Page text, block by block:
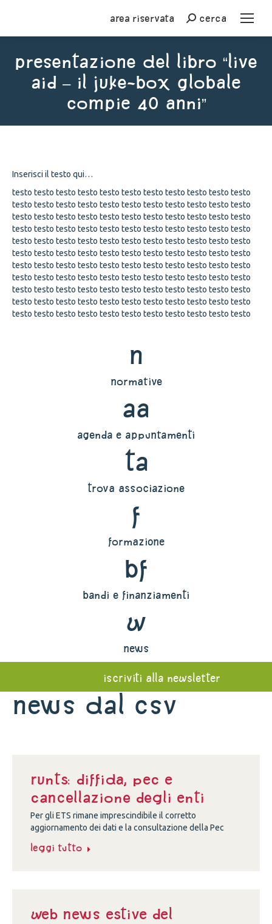
Area riservata Cercacerca
Presentazione del libro “Live
aid – Il juke-box globale
compie 40 anni”
Inserisci il testo qui…
testo testo testo testo testo testo testo testo testo testo testo
testo testo testo testo testo testo testo testo testo testo testo
testo testo testo testo testo testo testo testo testo testo testo
testo testo testo testo testo testo testo testo testo testo testo
testo testo testo testo testo testo testo testo testo testo testo
testo testo testo testo testo testo testo testo testo testo testo
testo testo testo testo testo testo testo testo testo testo testo
testo testo testo testo testo testo testo testo testo testo testo
testo testo testo testo testo testo testo testo testo testo testo
testo testo testo testo testo testo testo testo testo testo testo
testo testo testo testo testo testo testo testo testo testo testo
n
normative
aa
agenda e appuntamenti
ta
trova associazione
f
formazione
bf
bandi e finanziamenti
w
news
iscriviti alla newsletter
News dal Csv
Runts: diffida, Pec e
cancellazione degli enti
Per gli ETS rimane imprescindibile il corretto
aggiornamento dei dati e la consultazione della Pec
Leggi tutto
Web news estive del